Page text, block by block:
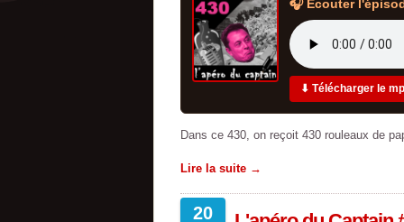
🎧 Écouter
⬇ Télécharger le
Dans ce 430, on reçoit 430 rouleaux de
Lire la suite →
20